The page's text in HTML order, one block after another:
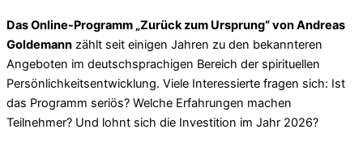
Das Online-Programm „Zurück zum Ursprung“ von Andreas
Goldemann zählt seit einigen Jahren zu den bekannteren
Angeboten im deutschsprachigen Bereich der spirituellen
Persönlichkeitsentwicklung. Viele Interessierte fragen sich: Ist
das Programm seriös? Welche Erfahrungen machen
Teilnehmer? Und lohnt sich die Investition im Jahr 2026?